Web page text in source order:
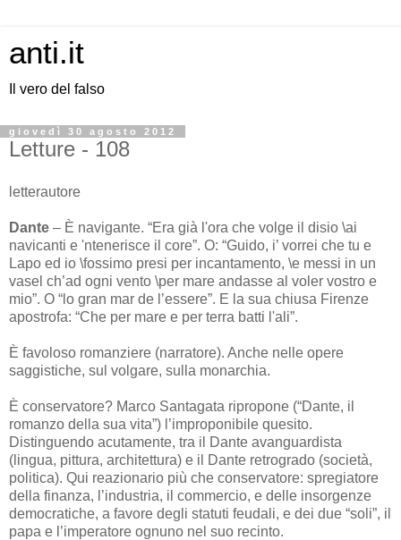
anti.it
Il vero del falso
giovedì 30 agosto 2012
Letture - 108
letterautore
Dante – È navigante. “Era già l'ora che volge il disio \ai
navicanti e 'ntenerisce il core”. O: “Guido, i’ vorrei che tu e
Lapo ed io \fossimo presi per incantamento, \e messi in un
vasel ch’ad ogni vento \per mare andasse al voler vostro e
mio”. O “lo gran mar de l’essere”. E la sua chiusa Firenze
apostrofa: “Che per mare e per terra batti l'ali”.
È favoloso romanziere (narratore). Anche nelle opere
saggistiche, sul volgare, sulla monarchia.
È conservatore? Marco Santagata ripropone (“Dante, il
romanzo della sua vita”) l’improponibile quesito.
Distinguendo acutamente, tra il Dante avanguardista
(lingua, pittura, architettura) e il Dante retrogrado (società,
politica). Qui reazionario più che conservatore: spregiatore
della finanza, l’industria, il commercio, e delle insorgenze
democratiche, a favore degli statuti feudali, e dei due “soli”, il
papa e l’imperatore ognuno nel suo recinto.